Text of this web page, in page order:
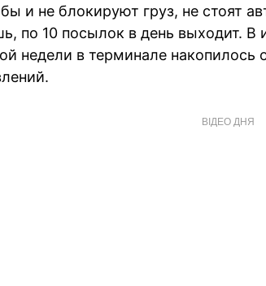
и не блокируют груз, не стоят
по 10 посылок в день выходит. В
недели в терминале
ВІДЕО ДНЯ